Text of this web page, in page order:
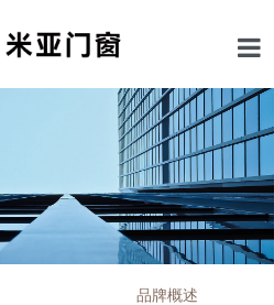
品牌概述